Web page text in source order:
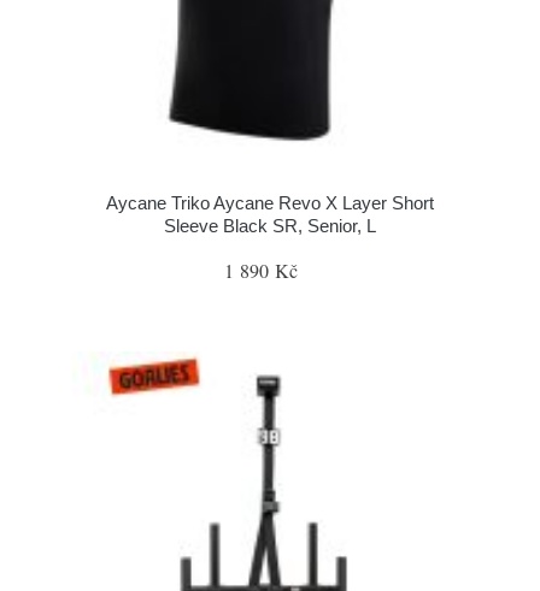
Aycane Triko Aycane Revo X Layer Short
Sleeve Black SR, Senior, L
1 890 Kč